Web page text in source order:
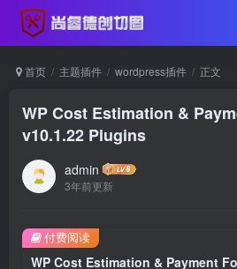
首页 主题插件 wordpress插件 正文
WP Cost Estimation &
v10.1.22 Plugins
admin
3年前更新
付费阅读